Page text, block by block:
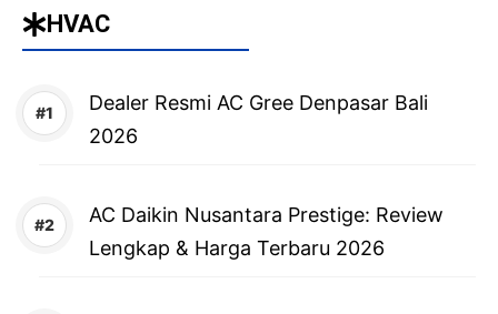
HVAC
Dealer Resmi AC Gree Denpasar Bali
2026
AC Daikin Nusantara Prestige: Review
Lengkap & Harga Terbaru 2026